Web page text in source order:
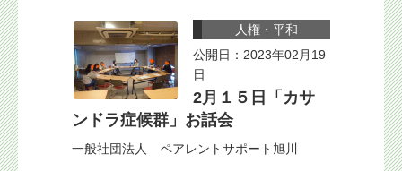
人権・平和
公開日：2023年02月19
日
2月１５日「カサ
ンドラ症候群」お話会
一般社団法人 ペアレントサポート旭川